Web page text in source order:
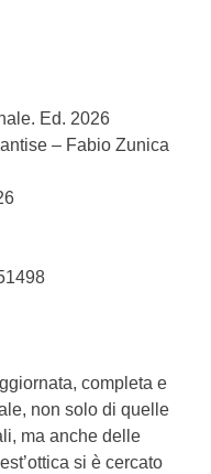
Ed. 2026
– Fabio Zunica
completa e
non solo di quelle
ma anche delle
si è cercato